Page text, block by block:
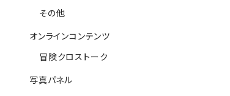
その他
オンラインコンテンツ
冒険クロストーク
写真パネル